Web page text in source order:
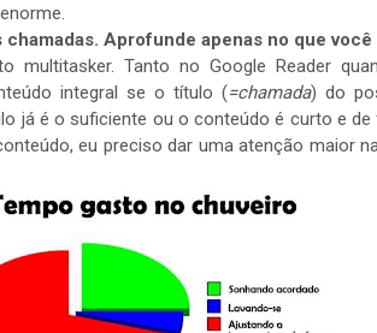
Aprofunde apenas no que
multitasker. Tanto no Google Reader
integral se o título (=chamada) do
já é o suficiente ou o conteúdo é curto e
eu preciso dar uma atenção maior